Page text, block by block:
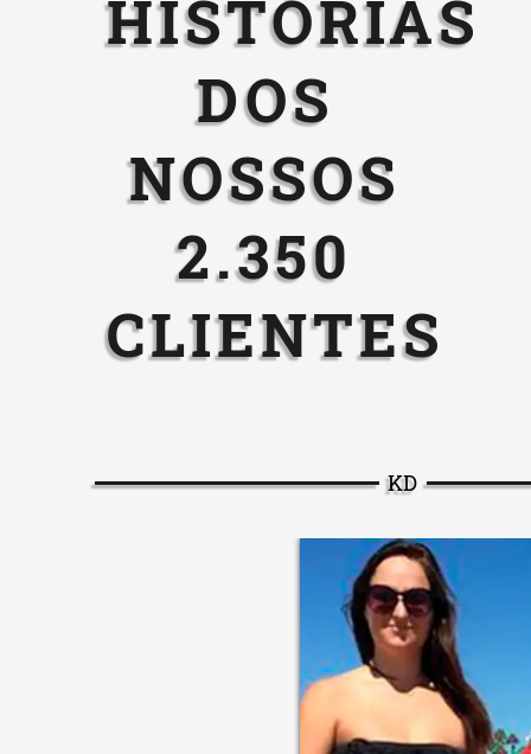
HISTÓRIAS
DOS
NOSSOS
2.350
CLIENTES
KD